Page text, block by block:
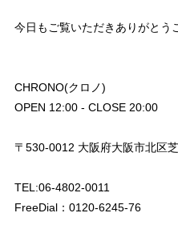
今日もご覧いただきありがとう
CHRONO(クロノ)
OPEN 12:00 - CLOSE 20:00
〒530-0012 大阪府大阪市北区
新星第一
TEL:06-4802-0011
FreeDial：0120-6245-76